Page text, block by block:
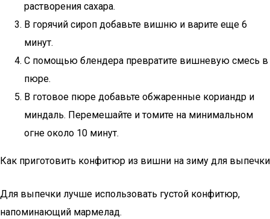
растворения сахара.
В горячий сироп добавьте вишню и варите еще 6
минут.
С помощью блендера превратите вишневую смесь в
пюре.
В готовое пюре добавьте обжаренные кориандр и
миндаль. Перемешайте и томите на минимальном
огне около 10 минут.
Как приготовить конфитюр из вишни на зиму для выпечки
Для выпечки лучше использовать густой конфитюр,
напоминающий мармелад.